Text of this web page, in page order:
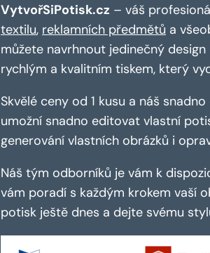
VytvořSiPotisk.cz – váš
textilu, reklamních předmětů a
můžete navrhnout jedinečný
rychlým a kvalitním tiskem, který
Skvělé ceny od 1 kusu a náš
umožní snadno editovat vlastní
generování vlastních obrázků i
Náš tým odborníků je vám k
vám poradí s každým krokem vaší
potisk ještě dnes a dejte svému